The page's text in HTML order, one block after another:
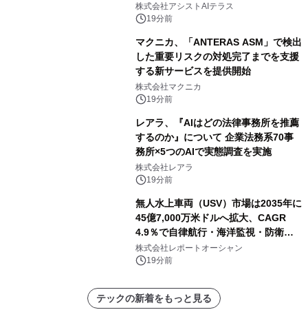
株式会社アシストAIテラス
19分前
マクニカ、「ANTERAS ASM」で検出
した重要リスクの対処完了までを支援
する新サービスを提供開始
株式会社マクニカ
19分前
レアラ、『AIはどの法律事務所を推薦
するのか』について 企業法務系70事
務所×5つのAIで実態調査を実施
株式会社レアラ
19分前
無人水上車両（USV）市場は2035年に
45億7,000万米ドルへ拡大、CAGR
4.9％で自律航行・海洋監視・防衛用
途の導入が加速
株式会社レポートオーシャン
19分前
テックの新着をもっと見る